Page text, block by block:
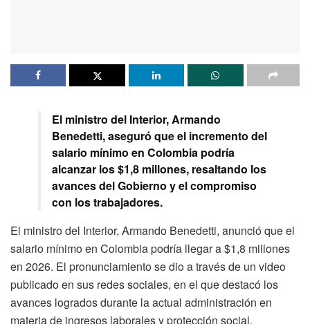
El ministro del Interior, Armando
Benedetti, aseguró que el incremento del
salario mínimo en Colombia podría
alcanzar los $1,8 millones, resaltando los
avances del Gobierno y el compromiso
con los trabajadores.
El ministro del Interior, Armando Benedetti, anunció que el
salario mínimo en Colombia podría llegar a $1,8 millones
en 2026. El pronunciamiento se dio a través de un video
publicado en sus redes sociales, en el que destacó los
avances logrados durante la actual administración en
materia de ingresos laborales y protección social.